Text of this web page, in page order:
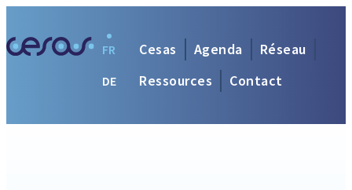
Cesas Agenda
Réseau
Ressources
Contact
FR
DE